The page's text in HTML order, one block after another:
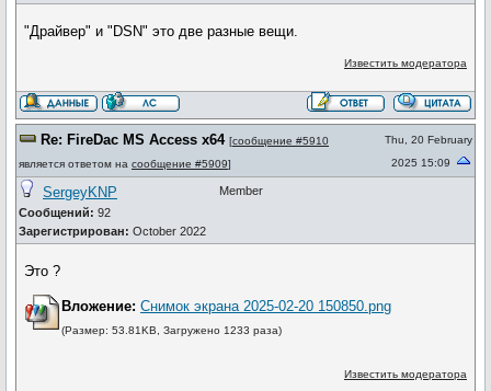
"Драйвер" и "DSN" это две разные вещи.
Известить модератора
Re: FireDac MS Access x64 [сообщение #5910
является ответом на сообщение #5909]
Thu, 20 February
2025 15:09
SergeyKNP
Сообщений: 92
Зарегистрирован: October 2022
Member
Это ?
Вложение: Снимок экрана 2025-02-20 150850.png
(Размер: 53.81KB, Загружено 1233 раза)
Известить модератора